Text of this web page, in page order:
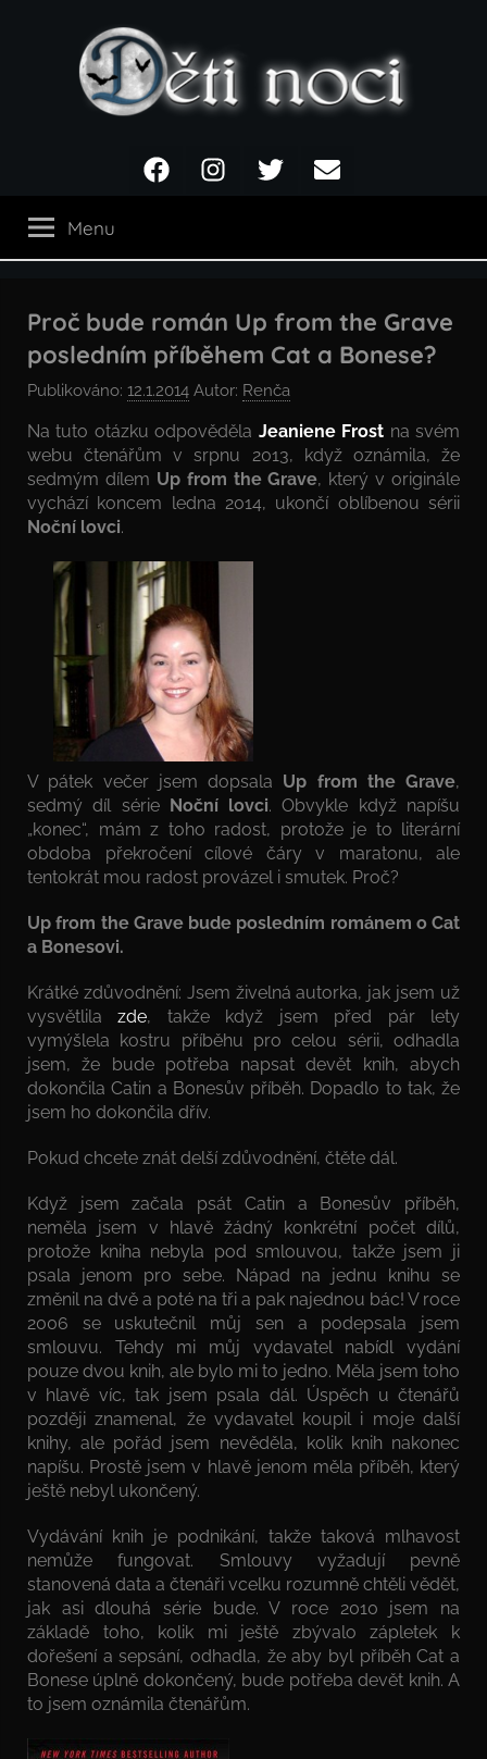
noci
FacebookInstagramTwitter Email
Menu
Proč bude román Up from the Grave
posledním příběhem Cat a Bonese?
Publikováno: 12.1.2014 Autor: Renča
Na tuto otázku odpověděla Jeaniene Frost na svém
webu čtenářům v srpnu 2013, když oznámila, že
sedmým dílem Up from the Grave, který v originále
vychází koncem ledna 2014, ukončí oblíbenou sérii
Noční lovci.
V pátek večer jsem dopsala Up from the Grave,
sedmý díl sérieNoční lovci. Obvykle když napíšu
„konec“, mám z toho radost, protože je to literární
obdoba překročení cílové čáry v maratonu, ale
tentokrát mou radost provázel i smutek. Proč?
Up from the Grave bude posledním románem o Cat
a Bonesovi.
Krátké zdůvodnění: Jsem živelná autorka, jak jsem už
vysvětlilazde, takže když jsem před pár lety
vymýšlela kostru příběhu pro celou sérii, odhadla
jsem, že bude potřeba napsat devět knih, abych
dokončila Catin a Bonesův příběh. Dopadlo to tak, že
jsem ho dokončila dřív.
Pokud chcete znát delší zdůvodnění, čtěte dál.
Když jsem začala psát Catin a Bonesův příběh,
neměla jsem v hlavě žádný konkrétní počet dílů,
protože kniha nebyla pod smlouvou, takže jsem ji
psala jenom pro sebe. Nápad na jednu knihu se
změnil na dvě a poté na tři a pak najednou bác! V roce
2006 se uskutečnil můj sen a podepsala jsem
smlouvu. Tehdy mi můj vydavatel nabídl vydání
pouze dvou knih, ale bylo mi to jedno. Měla jsem toho
v hlavě víc, tak jsem psala dál. Úspěch u čtenářů
později znamenal, že vydavatel koupil i moje další
knihy, ale pořád jsem nevěděla, kolik knih nakonec
napíšu. Prostě jsem v hlavě jenom měla příběh, který
ještě nebyl ukončený.
Vydávání knih je podnikání, takže taková mlhavost
nemůže fungovat. Smlouvy vyžadují pevně
stanovená data a čtenáři vcelku rozumně chtěli vědět,
jak asi dlouhá série bude. V roce 2010 jsem na
základě toho, kolik mi ještě zbývalo zápletek k
dořešení a sepsání, odhadla, že aby byl příběh Cat a
Bonese úplně dokončený, bude potřeba devět knih. A
to jsem oznámila čtenářům.